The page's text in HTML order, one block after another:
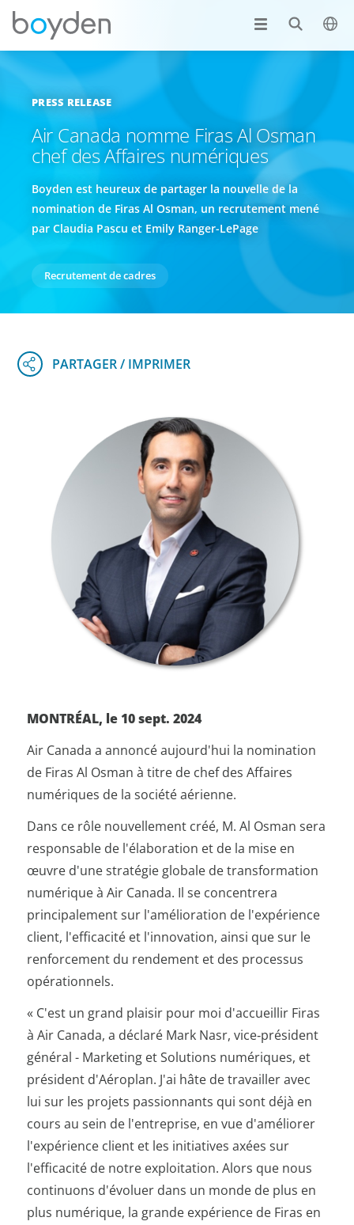
PRESS RELEASE
Air Canada nomme Firas Al Osman
chef des Affaires numériques
Boyden est heureux de partager la nouvelle de la
nomination de Firas Al Osman, un recrutement mené
par Claudia Pascu et Emily Ranger-LePage
Recrutement de cadres
MONTRÉAL, le 10 sept. 2024
Air Canada a annoncé aujourd'hui la nomination
de Firas Al Osman à titre de chef des Affaires
numériques de la société aérienne.
Dans ce rôle nouvellement créé, M. Al Osman sera
responsable de l'élaboration et de la mise en
œuvre d'une stratégie globale de transformation
numérique à Air Canada. Il se concentrera
principalement sur l'amélioration de l'expérience
client, l'efficacité et l'innovation, ainsi que sur le
renforcement du rendement et des processus
opérationnels.
« C'est un grand plaisir pour moi d'accueillir Firas
à Air Canada, a déclaré Mark Nasr, vice‑président
général - Marketing et Solutions numériques, et
président d'Aéroplan. J'ai hâte de travailler avec
lui sur les projets passionnants qui sont déjà en
cours au sein de l'entreprise, en vue d'améliorer
l'expérience client et les initiatives axées sur
l'efficacité de notre exploitation. Alors que nous
continuons d'évoluer dans un monde de plus en
plus numérique, la grande expérience de Firas en